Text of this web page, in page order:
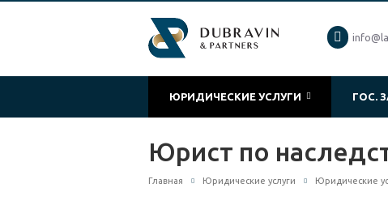
ЮРИДИЧЕСКИЕ УСЛУГИ ГОС.
Юрист по
Главная Юридические услуги Юридические